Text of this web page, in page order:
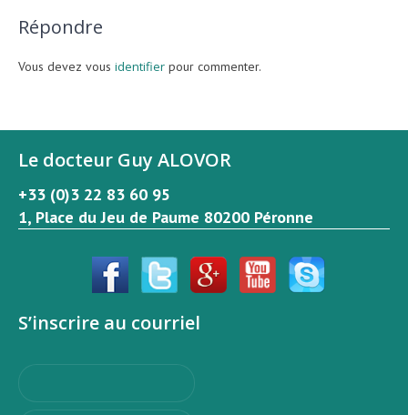
Répondre
Vous devez vous identifier pour commenter.
Le docteur Guy ALOVOR
+33 (0)3 22 83 60 95
1, Place du Jeu de Paume 80200 Péronne
S’inscrire au courriel